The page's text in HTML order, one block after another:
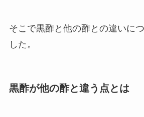
そこで黒酢と他の酢との違いに
した。
黒酢が他の酢と違う点とは